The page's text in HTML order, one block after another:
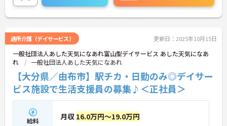
通所介護（デイサービス） 更新日：2025年10月15日
一般社団法人あした天気になあれ富山型デイサービス あした天気になあ
れ
一般社団法人あした天気になあれ
【大分県／由布市】駅チカ・日勤のみ◎デイサー
ビス施設で生活支援員の募集♪＜正社員＞
給料 月収 16.0万円～19.0万円